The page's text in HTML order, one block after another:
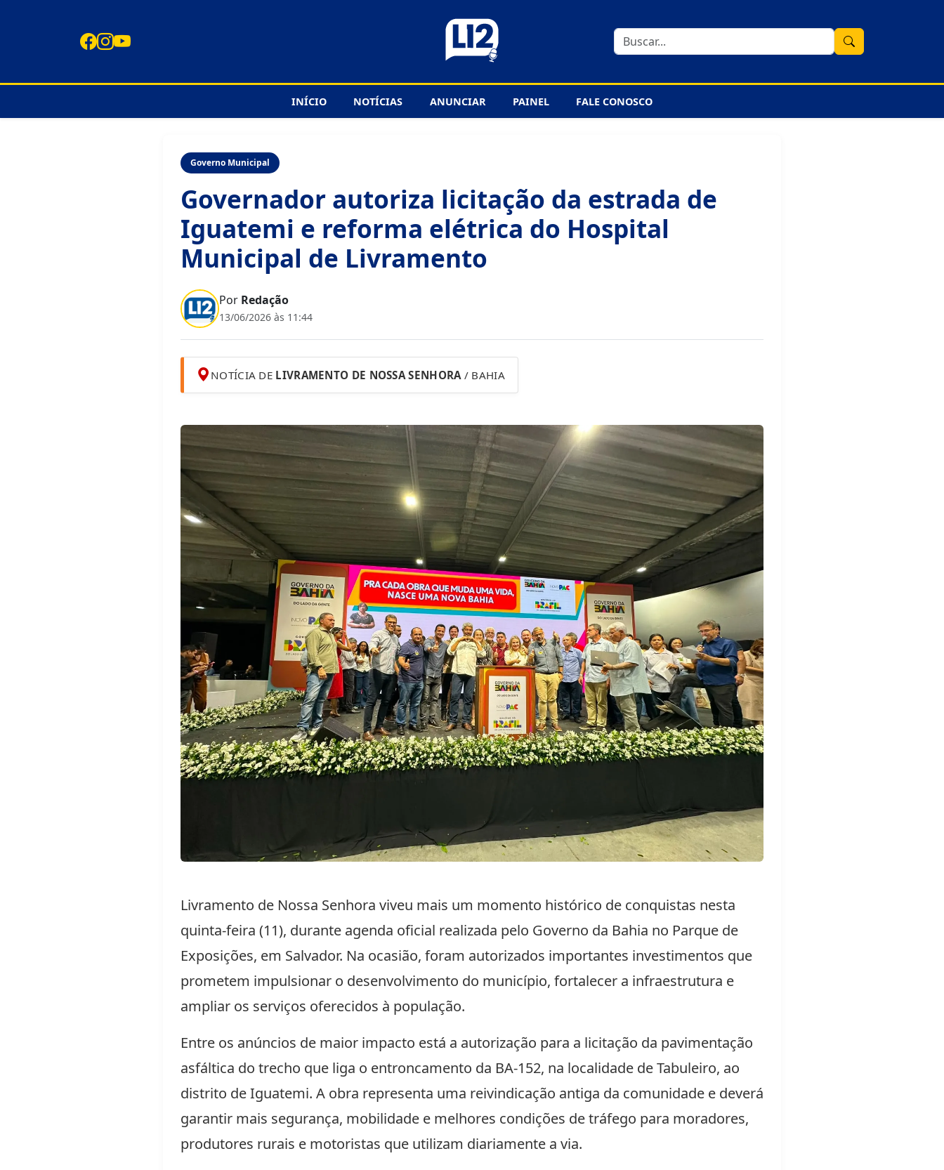
INÍCIO NOTÍCIAS ANUNCIAR PAINEL FALE CONOSCO
Governo Municipal
Governador autoriza licitação da estrada de
Iguatemi e reforma elétrica do Hospital
Municipal de Livramento
Por Redação
13/06/2026 às 11:44
NOTÍCIA DE LIVRAMENTO DE NOSSA SENHORA / BAHIA
Livramento de Nossa Senhora viveu mais um momento histórico de conquistas nesta
quinta-feira (11), durante agenda oficial realizada pelo Governo da Bahia no Parque de
Exposições, em Salvador. Na ocasião, foram autorizados importantes investimentos que
prometem impulsionar o desenvolvimento do município, fortalecer a infraestrutura e
ampliar os serviços oferecidos à população.
Entre os anúncios de maior impacto está a autorização para a licitação da pavimentação
asfáltica do trecho que liga o entroncamento da BA-152, na localidade de Tabuleiro, ao
distrito de Iguatemi. A obra representa uma reivindicação antiga da comunidade e deverá
garantir mais segurança, mobilidade e melhores condições de tráfego para moradores,
produtores rurais e motoristas que utilizam diariamente a via.